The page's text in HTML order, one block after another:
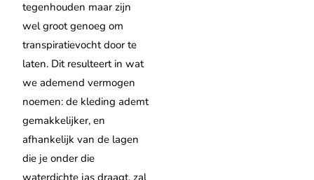
tegenhouden maar zijn
wel groot genoeg om
transpiratievocht door te
laten. Dit resulteert in wat
we ademend vermogen
noemen: de kleding ademt
gemakkelijker, en
afhankelijk van de lagen
die je onder die